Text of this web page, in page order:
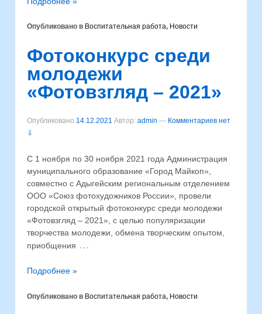
Опубликовано в Воспитательная работа, Новости
Фотоконкурс среди
молодежи
«Фотовзгляд – 2021»
Опубликовано 14.12.2021 Автор: admin — Комментариев нет
⇩
С 1 ноября по 30 ноября 2021 года Администрация
муниципального образование «Город Майкоп»,
совместно с Адыгейским региональным отделением
ООО «Союз фотохудожников России», провели
городской открытый фотоконкурс среди молодежи
«Фотовзгляд – 2021», с целью популяризации
творчества молодежи, обмена творческим опытом,
приобщения …
Подробнее »
Опубликовано в Воспитательная работа, Новости